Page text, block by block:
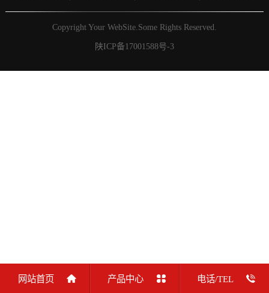
Copyright Your WebSite.Some Rights Reserved.
陕ICP备17001588号-3
网站首页 产品中心 电话/TEL